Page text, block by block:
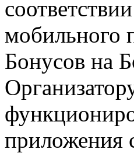
мобильного
Бонусов на
приложения